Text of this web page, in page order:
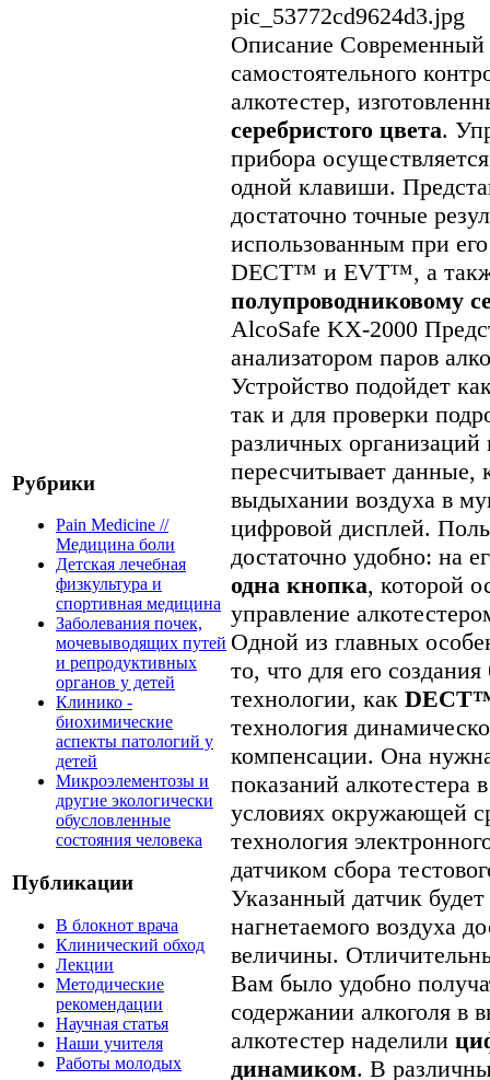
Рубрики
Pain Medicine //
Медицина боли
Детская лечебная
физкультура и
спортивная медицина
Заболевания почек,
мочевыводящих путей
и репродуктивных
органов у детей
Клинико -
биохимические
аспекты патологий у
детей
Микроэлементозы и
другие экологически
обусловленные
состояния человека
Публикации
В блокнот врача
Клинический обход
Лекции
Методические
рекомендации
Научная статья
Наши учителя
Работы молодых
pic_53772cd9624d3.jpg
Описание Современный
самостоятельного
алкотестер,
серебристого цвета.
прибора
одной клавиши.
достаточно точные
использованным при
DECT™ и EVT™, а
полупроводниковому
AlcoSafe KX-2000
анализатором паров
Устройство подойдет
так и для проверки
различных
пересчитывает
выдыхании воздуха в
цифровой дисплей.
достаточно удобно: на
одна кнопка, которой
управление
Одной из главных
то, что для его
технологии, как
технология
компенсации. Она
показаний
условиях окружающей
технология
датчиком сбора
Указанный датчик
нагнетаемого воздуха
величины.
Вам было удобно
содержании алкоголя в
алкотестер наделили
динамиком. В